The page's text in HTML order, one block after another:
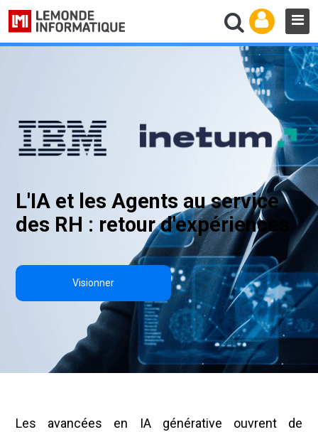
L'IA et les Agents au service
des RH : retour d'expériences
Visionner
Les avancées en IA générative ouvrent de